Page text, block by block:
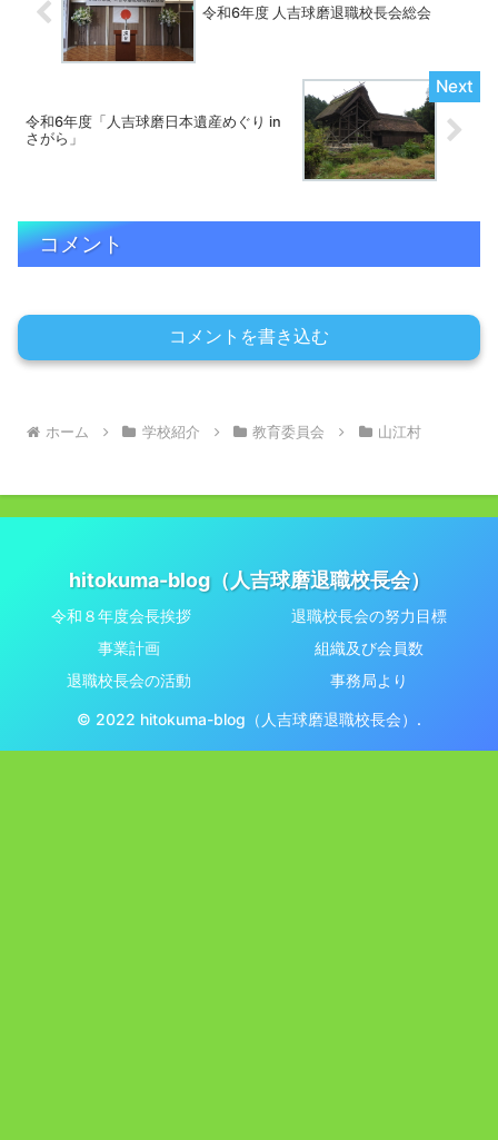
令和6年度 人吉球磨退職校長会総会
令和6年度「人吉球磨日本遺産めぐり in
さがら」
コメント
コメントを書き込む
ホーム 学校紹介 教育委員会 山江村
hitokuma-blog（人吉球磨退職校長会）
令和８年度会長挨拶
退職校長会の努力目標
事業計画
組織及び会員数
退職校長会の活動
事務局より
© 2022 hitokuma-blog（人吉球磨退職校長会）.